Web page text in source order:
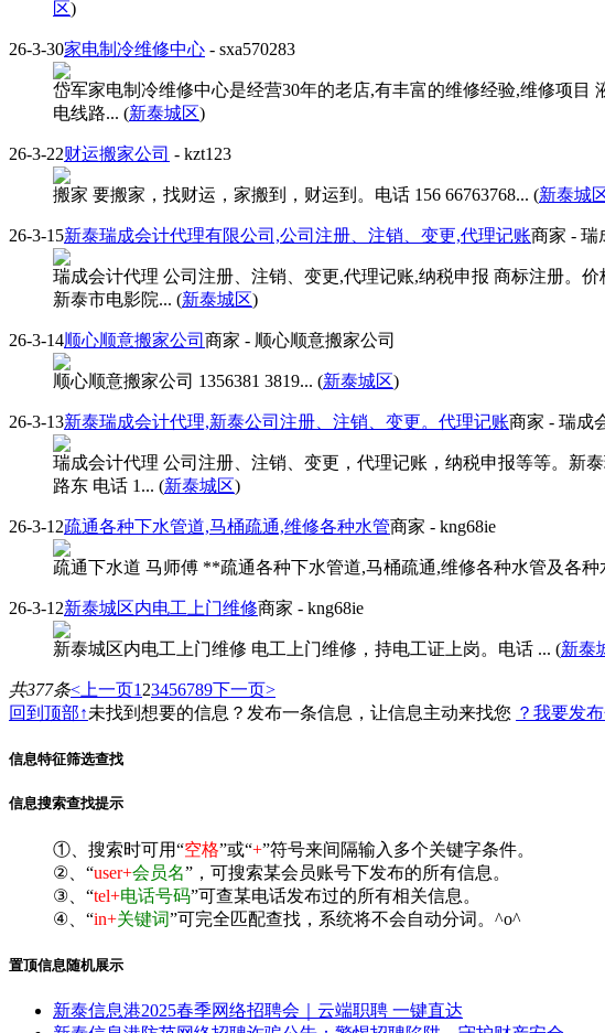
区)
26-3-30家电制冷维修中心 - sxa570283
岱军家电制冷维修中心是经营30年的老店,有丰富的维修经验,维修项
电线路... (新泰城区)
26-3-22财运搬家公司 - kzt123
搬家 要搬家，找财运，家搬到，财运到。电话 156 66763768... (新泰城
26-3-15新泰瑞成会计代理有限公司,公司注册、注销、变更,代理记账商家 - 瑞
瑞成会计代理 公司注册、注销、变更,代理记账,纳税申报 商标注册。
新泰市电影院... (新泰城区)
26-3-14顺心顺意搬家公司 商家 - 顺心顺意搬家公司
顺心顺意搬家公司 1356381 3819... (新泰城区)
26-3-13新泰瑞成会计代理,新泰公司注册、注销、变更。代理记账商家 - 瑞成
瑞成会计代理 公司注册、注销、变更，代理记账，纳税申报等等。新
路东 电话 1... (新泰城区)
26-3-12疏通各种下水管道,马桶疏通,维修各种水管商家 - kng68ie
疏通下水道 马师傅 **疏通各种下水管道,马桶疏通,维修各种水管及各
26-3-12新泰城区内电工上门维修商家 - kng68ie
新泰城区内电工上门维修 电工上门维修，持电工证上岗。电话 ... (新泰
共377条<上一页1 23456789下一页>
回到顶部↑未找到想要的信息？发布一条信息，让信息主动来找您 ？我要发
信息特征筛选查找
信息搜索查找提示
①、搜索时可用“空格”或“+”符号来间隔输入多个关键字条件。
②、“user+会员名”，可搜索某会员账号下发布的所有信息。
③、“tel+电话号码”可查某电话发布过的所有相关信息。
④、“in+关键词”可完全匹配查找，系统将不会自动分词。^o^
置顶信息随机展示
新泰信息港2025春季网络招聘会｜云端职聘 一键直达